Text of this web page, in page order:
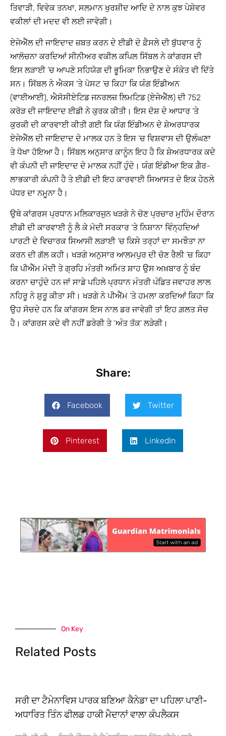
ਤਿਵਾੜੀ, ਵਿਵੇਕ ਤਨਖਾ, ਸਲਮਾਨ ਖੁਰਸ਼ੀਦ ਆਦਿ ਦੇ ਨਾਲ ਕੁਝ ਪੇਸ਼ੇਵਰ
ਵਕੀਲਾਂ ਦੀ ਮਦਦ ਵੀ ਲਈ ਜਾਵੇਗੀ।
ਏਜੇਐੱਲ ਦੀ ਜਾਇਦਾਦ ਜ਼ਬਤ ਕਰਨ ਦੇ ਈਡੀ ਦੇ ਫ਼ੈਸਲੇ ਦੀ ਬੁੱਧਵਾਰ ਨੂੰ
ਆਲੋਚਨਾ ਕਰਦਿਆਂ ਸੀਨੀਅਰ ਵਕੀਲ ਕਪਿਲ ਸਿੱਬਲ ਨੇ ਕਾਂਗਰਸ ਦੀ
ਇਸ ਲੜਾਈ ’ਚ ਆਪਣੇ ਸਹਿਯੋਗ ਦੀ ਭੂਮਿਕਾ ਨਿਭਾਉਣ ਦੇ ਸੰਕੇਤ ਵੀ ਦਿੱਤੇ
ਸਨ। ਸਿੱਬਲ ਨੇ ਐਕਸ ’ਤੇ ਪੋਸਟ ’ਚ ਕਿਹਾ ਕਿ ਯੰਗ ਇੰਡੀਅਨ
(ਵਾਈਆਈ), ਐਸੋਸੀਏਟਿਡ ਜਨਰਲਜ਼ ਲਿਮਟਿਡ (ਏਜੇਐੱਲ) ਦੀ 752
ਕਰੋੜ ਦੀ ਜਾਇਦਾਦ ਈਡੀ ਨੇ ਕੁਰਕ ਕੀਤੀ। ਇਸ ਦੋਸ਼ ਦੇ ਆਧਾਰ ’ਤੇ
ਕੁਰਕੀ ਦੀ ਕਾਰਵਾਈ ਕੀਤੀ ਗਈ ਕਿ ਯੰਗ ਇੰਡੀਅਨ ਦੇ ਸ਼ੇਅਰਧਾਰਕ
ਏਜੇਐੱਲ ਦੀ ਜਾਇਦਾਦ ਦੇ ਮਾਲਕ ਹਨ ਤੇ ਇਸ ’ਚ ਵਿਸ਼ਵਾਸ ਦੀ ਉਲੰਘਣਾ
ਤੇ ਧੋਖਾ ਹੋਇਆ ਹੈ। ਸਿੱਬਲ ਅਨੁਸਾਰ ਕਾਨੂੰਨ ਇਹ ਹੈ ਕਿ ਸ਼ੇਅਰਧਾਰਕ ਕਦੇ
ਵੀ ਕੰਪਨੀ ਦੀ ਜਾਇਦਾਦ ਦੇ ਮਾਲਕ ਨਹੀਂ ਹੁੰਦੇ। ਯੰਗ ਇੰਡੀਆ ਇਕ ਗ਼ੈਰ-
ਲਾਭਕਾਰੀ ਕੰਪਨੀ ਹੈ ਤੇ ਈਡੀ ਦੀ ਇਹ ਕਾਰਵਾਈ ਸਿਆਸਤ ਦੇ ਇਕ ਹੇਠਲੇ
ਪੱਧਰ ਦਾ ਨਮੂਨਾ ਹੈ।
ਉਥੇ ਕਾਂਗਰਸ ਪ੍ਰਧਾਨ ਮਲਿਕਾਰਜੁਨ ਖੜਗੇ ਨੇ ਚੋਣ ਪ੍ਰਚਾਰ ਮੁਹਿੰਮ ਦੌਰਾਨ
ਈਡੀ ਦੀ ਕਾਰਵਾਈ ਨੂੰ ਲੈ ਕੇ ਮੋਦੀ ਸਰਕਾਰ ’ਤੇ ਨਿਸ਼ਾਨਾ ਵਿੰਨ੍ਹਦਿਆਂ
ਪਾਰਟੀ ਦੇ ਵਿਚਾਰਕ ਸਿਆਸੀ ਲੜਾਈ ’ਚ ਕਿਸੇ ਤਰ੍ਹਾਂ ਦਾ ਸਮਝੌਤਾ ਨਾ
ਕਰਨ ਦੀ ਗੱਲ ਕਹੀ। ਖੜਗੇ ਅਨੁਸਾਰ ਆਲਮਪੁਰ ਦੀ ਚੋਣ ਰੈਲੀ ’ਚ ਕਿਹਾ
ਕਿ ਪੀਐੱਮ ਮੋਦੀ ਤੇ ਗ੍ਰਹਿ ਮੰਤਰੀ ਅਮਿਤ ਸ਼ਾਹ ਉਸ ਅਖ਼ਬਾਰ ਨੂੰ ਬੰਦ
ਕਰਨਾ ਚਾਹੁੰਦੇ ਹਨ ਜਾਂ ਸਾਡੇ ਪਹਿਲੇ ਪ੍ਰਧਾਨ ਮੰਤਰੀ ਪੰਡਿਤ ਜਵਾਹਰ ਲਾਲ
ਨਹਿਰੂ ਨੇ ਸ਼ੁਰੂ ਕੀਤਾ ਸੀ। ਖੜਗੇ ਨੇ ਪੀਐੱਮ ’ਤੇ ਹਮਲਾ ਕਰਦਿਆਂ ਕਿਹਾ ਕਿ
ਉਹ ਸੋਚਦੇ ਹਨ ਕਿ ਕਾਂਗਰਸ ਇਸ ਨਾਲ ਡਰ ਜਾਵੇਗੀ ਤਾਂ ਇਹ ਗ਼ਲਤ ਸੋਚ
ਹੈ। ਕਾਂਗਰਸ ਕਦੇ ਵੀ ਨਹੀਂ ਡਰੇਗੀ ਤੇ ‘ਅੰਤ ਤੱਕ’ ਲੜੇਗੀ।
Share:
Facebook Twitter
Pinterest LinkedIn
On Key
Related Posts
ਸਰੀ ਦਾ ਟੈਮੇਨਾਵਿਸ ਪਾਰਕ ਬਣਿਆ ਕੈਨੇਡਾ ਦਾ ਪਹਿਲਾ ਪਾਣੀ-
ਅਧਾਰਿਤ ਤਿੰਨ ਫੀਲਡ ਹਾਕੀ ਮੈਦਾਨਾਂ ਵਾਲਾ ਕੰਪਲੈਕਸ